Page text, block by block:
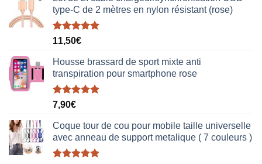
type-C de 2 mètres en nylon résistant (rose)
Note5.00
sur 5
11,50€
Housse brassard de sport mixte anti
transpiration pour smartphone rose
Note5.00
sur 5
7,90€
Coque tour de cou pour mobile taille universelle
avec anneau de support metalique ( 7 couleurs )